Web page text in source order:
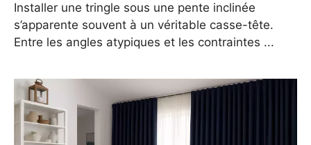
Installer une tringle sous une pente inclinée
s’apparente souvent à un véritable casse-tête.
Entre les angles atypiques et les contraintes ...